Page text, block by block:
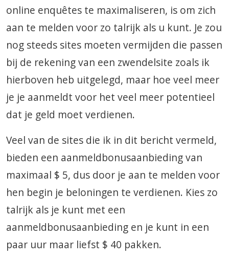
online enquêtes te maximaliseren, is om zich
aan te melden voor zo talrijk als u kunt. Je zou
nog steeds sites moeten vermijden die passen
bij de rekening van een zwendelsite zoals ik
hierboven heb uitgelegd, maar hoe veel meer
je je aanmeldt voor het veel meer potentieel
dat je geld moet verdienen.
Veel van de sites die ik in dit bericht vermeld,
bieden een aanmeldbonusaanbieding van
maximaal $ 5, dus door je aan te melden voor
hen begin je beloningen te verdienen. Kies zo
talrijk als je kunt met een
aanmeldbonusaanbieding en je kunt in een
paar uur maar liefst $ 40 pakken.